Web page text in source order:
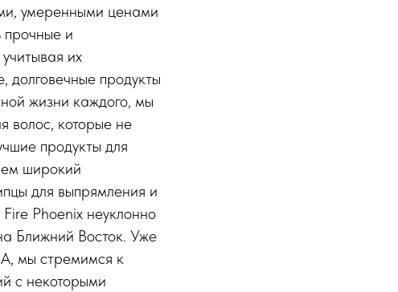
умеренными ценами
и
их
долговечные продукты
жизни каждого, мы
волос, которые не
продукты для
широкий
для выпрямления и
Phoenix неуклонно
Ближний Восток. Уже
мы стремимся к
с некоторыми